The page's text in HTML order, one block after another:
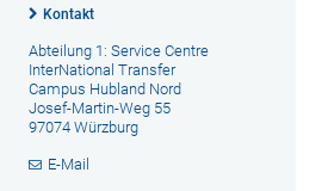
Kontakt
Abteilung 1: Service Centre
InterNational Transfer
Campus Hubland Nord
Josef-Martin-Weg 55
97074 Würzburg
E-Mail